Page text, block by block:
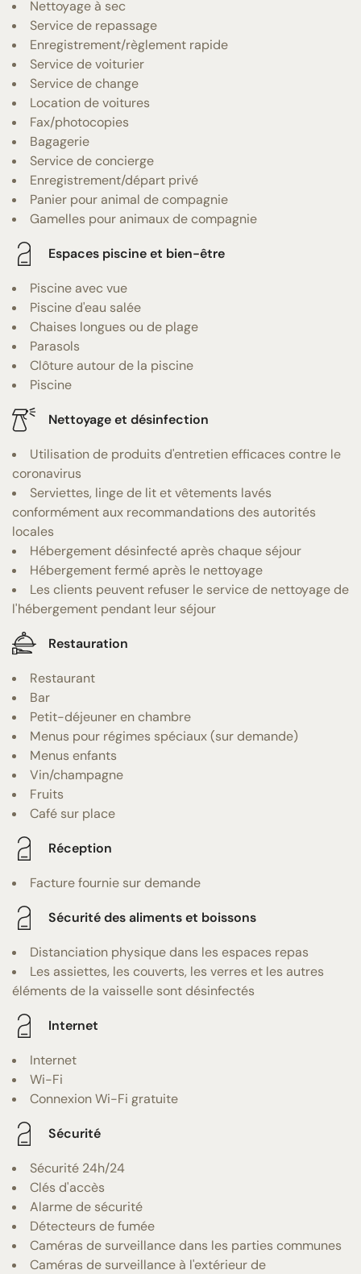
Nettoyage à sec
Service de repassage
Enregistrement/règlement rapide
Service de voiturier
Service de change
Location de voitures
Fax/photocopies
Bagagerie
Service de concierge
Enregistrement/départ privé
Panier pour animal de compagnie
Gamelles pour animaux de compagnie
Espaces piscine et bien-être
Piscine avec vue
Piscine d'eau salée
Chaises longues ou de plage
Parasols
Clôture autour de la piscine
Piscine
Nettoyage et désinfection
Utilisation de produits d'entretien efficaces contre le
coronavirus
Serviettes, linge de lit et vêtements lavés
conformément aux recommandations des autorités
locales
Hébergement désinfecté après chaque séjour
Hébergement fermé après le nettoyage
Les clients peuvent refuser le service de nettoyage de
l'hébergement pendant leur séjour
Restauration
Restaurant
Bar
Petit-déjeuner en chambre
Menus pour régimes spéciaux (sur demande)
Menus enfants
Vin/champagne
Fruits
Café sur place
Réception
Facture fournie sur demande
Sécurité des aliments et boissons
Distanciation physique dans les espaces repas
Les assiettes, les couverts, les verres et les autres
éléments de la vaisselle sont désinfectés
Internet
Internet
Wi-Fi
Connexion Wi-Fi gratuite
Sécurité
Sécurité 24h/24
Clés d'accès
Alarme de sécurité
Détecteurs de fumée
Caméras de surveillance dans les parties communes
Caméras de surveillance à l'extérieur de